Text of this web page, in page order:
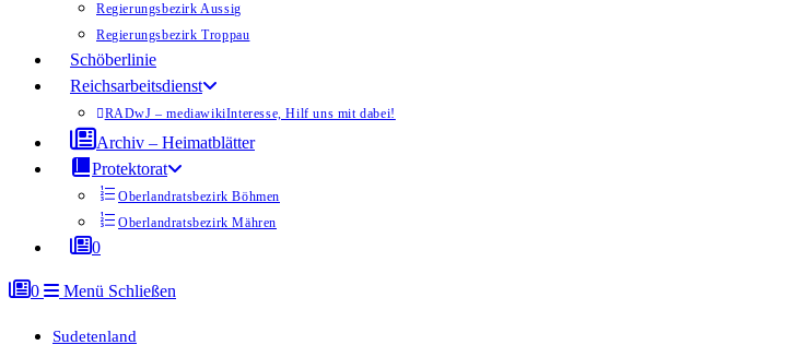
Regierungsbezirk Aussig
Regierungsbezirk Troppau
Schöberlinie
Reichsarbeitsdienst
RADwJ – mediawikiInteresse, Hilf uns mit dabei!
Archiv – Heimatblätter
Protektorat
Oberlandratsbezirk Böhmen
Oberlandratsbezirk Mähren
0
0 Menü Schließen
Sudetenland